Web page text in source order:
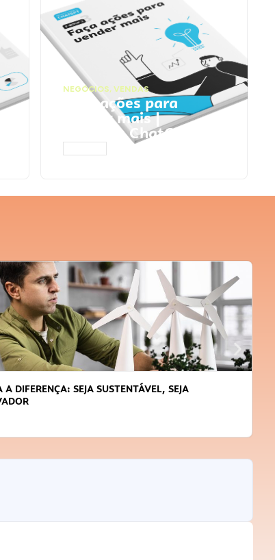
NEGÓCIOS, VENDAS
Faça ações para
vender mais |
Prompts ChatGPT
A GERENCIAR O SEU TEMPO